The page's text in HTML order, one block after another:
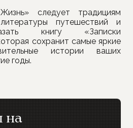
следует традициям
путешествий и
книгу «Записки
сохранит самые яркие
истории ваших
годы.
на